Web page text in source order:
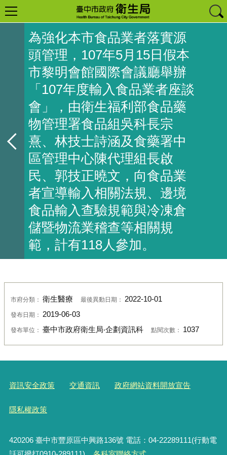
為強化本市食品業者落實源
頭管理，107年5月15日假本
市黎明會館國際會議廳舉辦
「107年度輸入食品業者座談
會」，由衛生福利部食品藥
物管理署食品組吳科長宗
熹、林技士詩涵及食藥署中
區管理中心陳代理組長啟
民、郭技正曉文，向食品業
者宣導輸入相關法規、邊境
食品輸入查驗規範與冷凍倉
儲暨物流業稽查等相關規
範，計有118人參加。
市府分類： 衛生醫療 最後異動日期： 2022-10-01
發布日期： 2019-06-03
發布單位： 臺中市政府衛生局‧企劃資訊科 點閱次數： 1037
資訊安全政策 交通資訊 政府網站資料開放宣告
隱私權政策
420206臺中市豐原區中興路136號 電話：04-22289111(行動電